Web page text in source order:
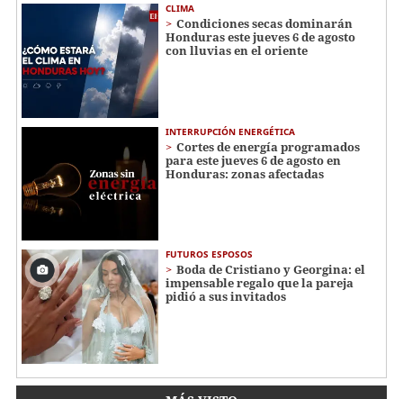
CLIMA
Condiciones secas dominarán
Honduras este jueves 6 de agosto
con lluvias en el oriente
INTERRUPCIÓN ENERGÉTICA
Cortes de energía programados
para este jueves 6 de agosto en
Honduras: zonas afectadas
FUTUROS ESPOSOS
Boda de Cristiano y Georgina: el
impensable regalo que la pareja
pidió a sus invitados